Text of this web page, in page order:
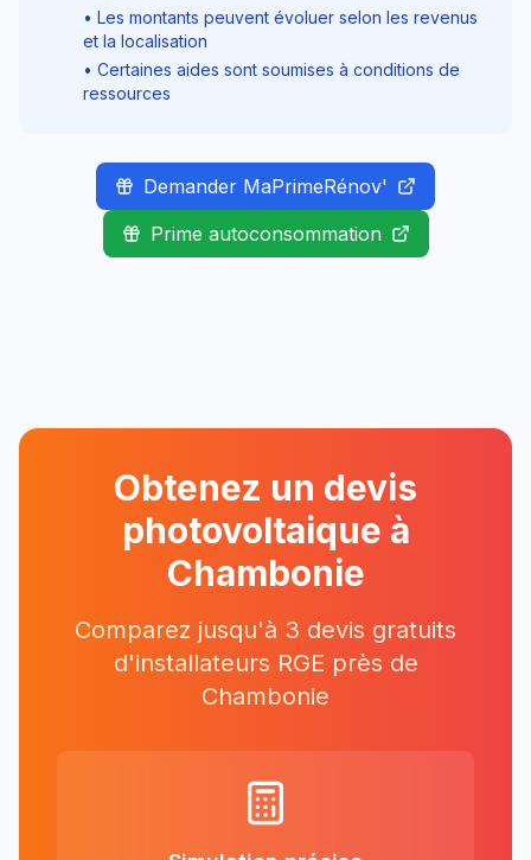
• Les montants peuvent évoluer selon les revenus
et la localisation
• Certaines aides sont soumises à conditions de
ressources
Demander MaPrimeRénov'
Prime autoconsommation
Obtenez un devis
photovoltaique à
Chambonie
Comparez jusqu'à 3 devis gratuits
d'installateurs RGE près de
Chambonie